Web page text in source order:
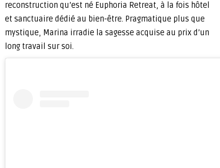
reconstruction qu’est né Euphoria Retreat, à la fois hôtel
et sanctuaire dédié au bien-être. Pragmatique plus que
mystique, Marina irradie la sagesse acquise au prix d’un
long travail sur soi.